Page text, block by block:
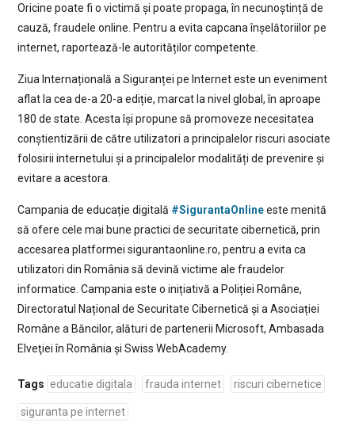
Oricine poate fi o victimă și poate propaga, în necunoștință de
cauză, fraudele online. Pentru a evita capcana înșelătoriilor pe
internet, raportează-le autorităților competente.
Ziua Internațională a Siguranței pe Internet este un eveniment
aflat la cea de-a 20-a ediție, marcat la nivel global, în aproape
180 de state. Acesta își propune să promoveze necesitatea
conștientizării de către utilizatori a principalelor riscuri asociate
folosirii internetului și a principalelor modalități de prevenire și
evitare a acestora.
Campania de educație digitală #SigurantaOnlineeste menită
să ofere cele mai bune practici de securitate cibernetică, prin
accesarea platformei sigurantaonline.ro, pentru a evita ca
utilizatori din România să devină victime ale fraudelor
informatice. Campania este o inițiativă a Poliției Române,
Directoratul Național de Securitate Cibernetică și a Asociației
Române a Băncilor, alături de partenerii Microsoft, Ambasada
Elveţiei în România și Swiss WebAcademy.
Tags educatie digitala frauda internet riscuri cibernetice
siguranta pe internet